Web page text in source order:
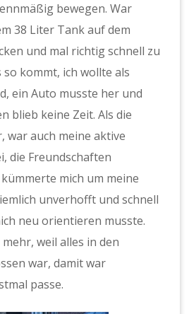
bewegen. War
38 Liter Tank auf dem
und mal richtig schnell zu
kommt, ich wollte als
ein Auto musste her und
blieb keine Zeit. Als die
war auch meine aktive
die Freundschaften
mich um meine
unverhofft und schnell
neu orientieren musste.
weil alles in den
war, damit war
passe.